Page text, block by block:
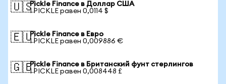
🇺🇸Pickle Finance в Доллар США
1 PICKLE равен 0,0114 $
🇪🇺Pickle Finance в Евро
1 PICKLE равен 0,009886 €
🇬🇧Pickle Finance в Британский фунт стерлингов
1 PICKLE равен 0,008448 £